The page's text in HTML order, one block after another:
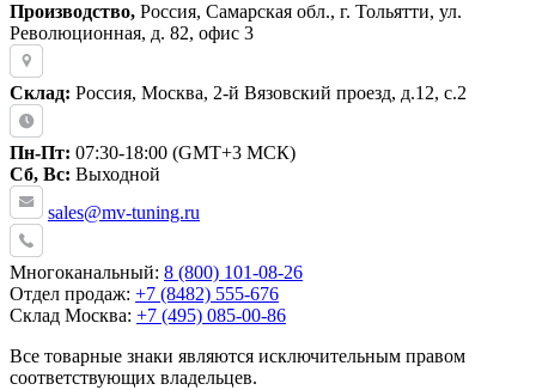
Производство, Россия, Самарская обл., г. Тольятти, ул.
Революционная, д. 82, офис 3
Склад: Россия, Москва, 2-й Вязовский проезд, д.12, с.2
Пн-Пт: 07:30-18:00 (GMT+3 МСК)
Сб, Вс: Выходной
sales@mv-tuning.ru
Многоканальный: 8 (800) 101-08-26
Отдел продаж: +7 (8482) 555-676
Склад Москва: +7 (495) 085-00-86
Все товарные знаки являются исключительным правом
соответствующих владельцев.